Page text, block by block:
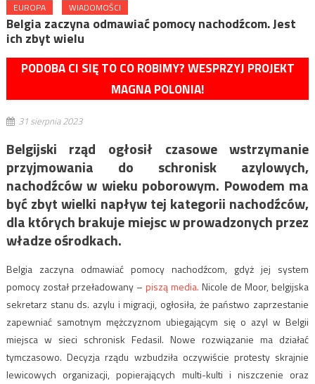
EUROPA WIADOMOŚCI
Belgia zaczyna odmawiać pomocy nachodźcom. Jest
ich zbyt wielu
PODOBA CI SIĘ TO CO ROBIMY? WESPRZYJ PROJEKT
MAGNA POLONIA!
31 sierpnia 2023
Belgijski rząd ogłosił czasowe wstrzymanie
przyjmowania do schronisk azylowych,
nachodźców w wieku poborowym. Powodem ma
być zbyt wielki napływ tej kategorii nachodźców,
dla których brakuje miejsc w prowadzonych przez
władze ośrodkach.
Belgia zaczyna odmawiać pomocy nachodźcom, gdyż jej system
pomocy został przeładowany – piszą media. Nicole de Moor, belgijska
sekretarz stanu ds. azylu i migracji, ogłosiła, że państwo zaprzestanie
zapewniać samotnym mężczyznom ubiegającym się o azyl w Belgii
miejsca w sieci schronisk Fedasil. Nowe rozwiązanie ma działać
tymczasowo. Decyzja rządu wzbudziła oczywiście protesty skrajnie
lewicowych organizacji, popierających multi-kulti i niszczenie oraz